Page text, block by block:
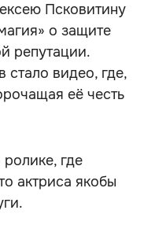
Псковитину
о защите
репутации.
стало видео, где,
её честь
где
актриса якобы